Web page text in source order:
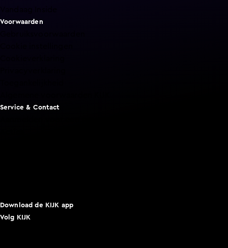
Voorwaarden
Service & Contact
Download de KIJK app
Volg KIJK